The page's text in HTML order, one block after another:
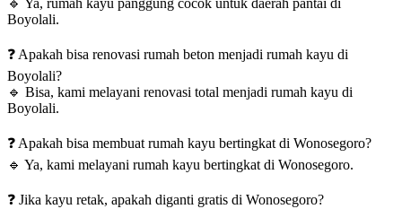
🔹 Ya, rumah kayu panggung cocok untuk daerah pantai di
Boyolali.
❓ Apakah bisa renovasi rumah beton menjadi rumah kayu di
Boyolali?
🔹 Bisa, kami melayani renovasi total menjadi rumah kayu di
Boyolali.
❓ Apakah bisa membuat rumah kayu bertingkat di Wonosegoro?
🔹 Ya, kami melayani rumah kayu bertingkat di Wonosegoro.
❓ Jika kayu retak, apakah diganti gratis di Wonosegoro?